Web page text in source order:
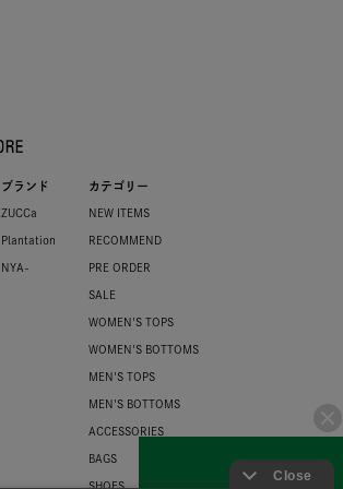
ブランド
ZUCCa
Plantation
NYA-
カテゴリー
NEW ITEMS
RECOMMEND
PRE ORDER
SALE
WOMEN'S TOPS
WOMEN'S BOTTOMS
MEN'S TOPS
MEN'S BOTTOMS
ACCESSORIES
BAGS
SHOES